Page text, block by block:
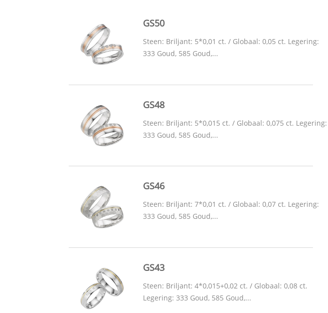
GS50
Steen: Briljant: 5*0,01 ct. / Globaal: 0,05 ct. Legering:
333 Goud, 585 Goud,...
GS48
Steen: Briljant: 5*0,015 ct. / Globaal: 0,075 ct. Legering:
333 Goud, 585 Goud,...
GS46
Steen: Briljant: 7*0,01 ct. / Globaal: 0,07 ct. Legering:
333 Goud, 585 Goud,...
GS43
Steen: Briljant: 4*0,015+0,02 ct. / Globaal: 0,08 ct.
Legering: 333 Goud, 585 Goud,...